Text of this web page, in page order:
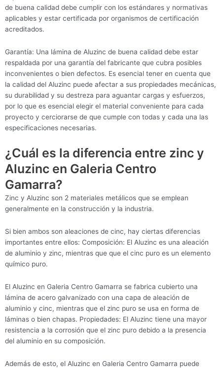
de buena calidad debe cumplir con los estándares y normativas
aplicables y estar certificada por organismos de certificación
acreditados.
Garantía: Una lámina de Aluzinc de buena calidad debe estar
respaldada por una garantía del fabricante que cubra posibles
inconvenientes o bien defectos. Es esencial tener en cuenta que
la calidad del Aluzinc puede afectar a sus propiedades mecánicas,
su durabilidad y su destreza para aguantar cargas y esfuerzos,
por lo que es esencial elegir el material conveniente para cada
proyecto y cerciorarse de que cumple con todas y cada una las
especificaciones necesarias.
¿Cuál es la diferencia entre zinc y
Aluzinc en Galeria Centro
Gamarra?
Zinc y Aluzinc son 2 materiales metálicos que se emplean
generalmente en la construcción y la industria.
Si bien ambos son aleaciones de cinc, hay ciertas diferencias
importantes entre ellos: Composición: El Aluzinc es una aleación
de aluminio y zinc, mientras que que el cinc puro es un elemento
químico puro.
El Aluzinc en Galeria Centro Gamarra se fabrica cubierto una
lámina de acero galvanizado con una capa de aleación de
aluminio y cinc, mientras que el zinc puro se usa en forma de
láminas o bien chapas. Propiedades: El Aluzinc tiene una mayor
resistencia a la corrosión que el zinc puro debido a la presencia
del aluminio en su composición.
Además de esto, el Aluzinc en Galeria Centro Gamarra puede